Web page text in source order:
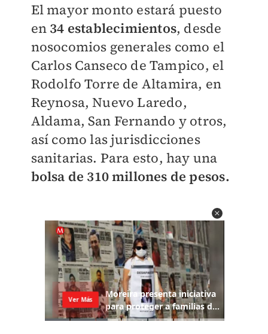
El mayor monto estará puesto
en 34 establecimientos, desde
nosocomios generales como el
Carlos Canseco de Tampico, el
Rodolfo Torre de Altamira, en
Reynosa, Nuevo Laredo,
Aldama, San Fernando y otros,
así como las jurisdicciones
sanitarias. Para esto, hay una
bolsa de 310 millones de pesos.